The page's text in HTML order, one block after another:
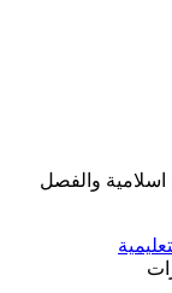
والفصل